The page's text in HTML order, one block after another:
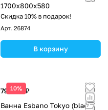
1700x800x580
Скидка 10% в подарок!
Арт. 26874
В корзину
10%
79 688 ₽
Ванна Esbano Tokyo (black)